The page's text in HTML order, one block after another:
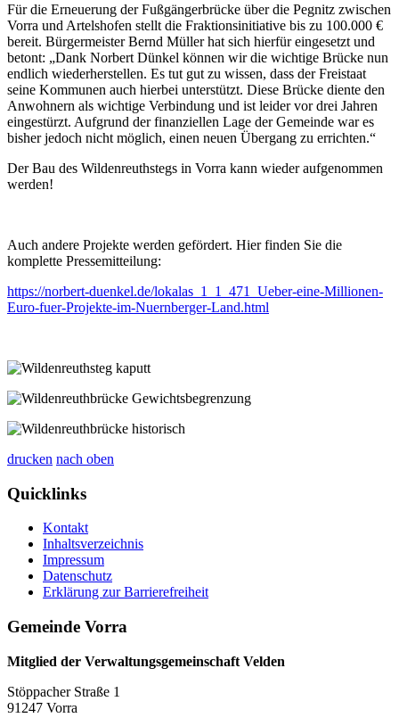
Für die Erneuerung der Fußgängerbrücke über die Pegnitz zwischen
Vorra und Artelshofen stellt die Fraktionsinitiative bis zu 100.000 €
bereit. Bürgermeister Bernd Müller hat sich hierfür eingesetzt und
betont: „Dank Norbert Dünkel können wir die wichtige Brücke nun
endlich wiederherstellen. Es tut gut zu wissen, dass der Freistaat
seine Kommunen auch hierbei unterstützt. Diese Brücke diente den
Anwohnern als wichtige Verbindung und ist leider vor drei Jahren
eingestürzt. Aufgrund der finanziellen Lage der Gemeinde war es
bisher jedoch nicht möglich, einen neuen Übergang zu errichten.“
Der Bau des Wildenreuthstegs in Vorra kann wieder aufgenommen
werden!
Auch andere Projekte werden gefördert. Hier finden Sie die
komplette Pressemitteilung:
https://norbert-duenkel.de/lokalas_1_1_471_Ueber-eine-Millionen-
Euro-fuer-Projekte-im-Nuernberger-Land.html
drucken nach oben
Quicklinks
Kontakt
Inhaltsverzeichnis
Impressum
Datenschutz
Erklärung zur Barrierefreiheit
Gemeinde Vorra
Mitglied der Verwaltungsgemeinschaft Velden
Stöppacher Straße 1
91247 Vorra